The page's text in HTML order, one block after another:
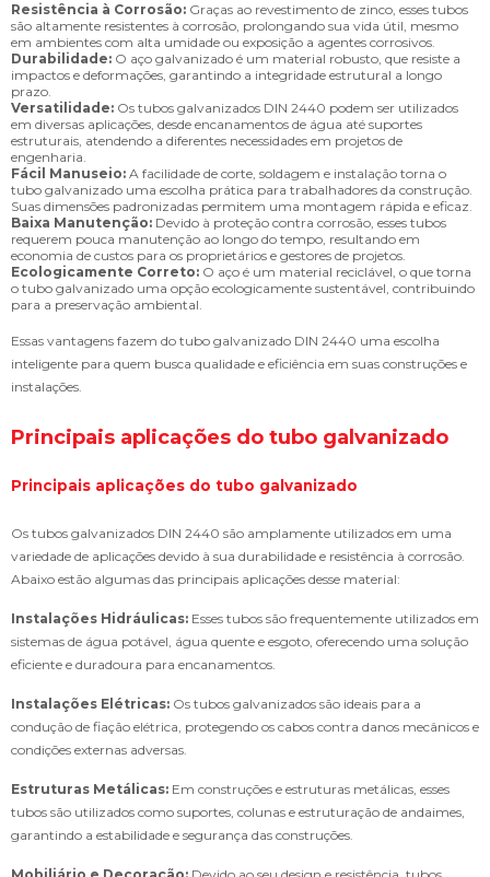
Resistência à Corrosão: Graças ao revestimento de zinco, esses tubos
são altamente resistentes à corrosão, prolongando sua vida útil, mesmo
em ambientes com alta umidade ou exposição a agentes corrosivos.
Durabilidade: O aço galvanizado é um material robusto, que resiste a
impactos e deformações, garantindo a integridade estrutural a longo
prazo.
Versatilidade: Os tubos galvanizados DIN 2440 podem ser utilizados
em diversas aplicações, desde encanamentos de água até suportes
estruturais, atendendo a diferentes necessidades em projetos de
engenharia.
Fácil Manuseio: A facilidade de corte, soldagem e instalação torna o
tubo galvanizado uma escolha prática para trabalhadores da construção.
Suas dimensões padronizadas permitem uma montagem rápida e eficaz.
Baixa Manutenção: Devido à proteção contra corrosão, esses tubos
requerem pouca manutenção ao longo do tempo, resultando em
economia de custos para os proprietários e gestores de projetos.
Ecologicamente Correto: O aço é um material reciclável, o que torna
o tubo galvanizado uma opção ecologicamente sustentável, contribuindo
para a preservação ambiental.
Essas vantagens fazem do tubo galvanizado DIN 2440 uma escolha
inteligente para quem busca qualidade e eficiência em suas construções e
instalações.
Principais aplicações do tubo galvanizado
Principais aplicações do tubo galvanizado
Os tubos galvanizados DIN 2440 são amplamente utilizados em uma
variedade de aplicações devido à sua durabilidade e resistência à corrosão.
Abaixo estão algumas das principais aplicações desse material:
Instalações Hidráulicas: Esses tubos são frequentemente utilizados em
sistemas de água potável, água quente e esgoto, oferecendo uma solução
eficiente e duradoura para encanamentos.
Instalações Elétricas: Os tubos galvanizados são ideais para a
condução de fiação elétrica, protegendo os cabos contra danos mecânicos e
condições externas adversas.
Estruturas Metálicas: Em construções e estruturas metálicas, esses
tubos são utilizados como suportes, colunas e estruturação de andaimes,
garantindo a estabilidade e segurança das construções.